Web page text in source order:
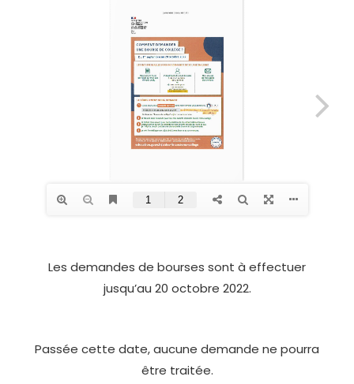
Les demandes de bourses sont à effectuer
jusqu’au 20 octobre 2022.
Passée cette date, aucune demande ne pourra
être traitée.